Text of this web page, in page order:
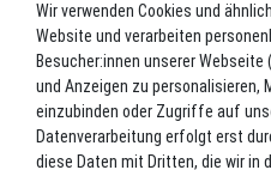
13,00 EUR*
Lieferzeit ca. 2-3 Werktage.
Wir verwenden Cookies und
Website und verarbeiten
Besucher:innen unserer Webseite
und Anzeigen zu personalisieren,
einzubinden oder Zugriffe auf
Datenverarbeitung erfolgt erst
diese Daten mit Dritten, die wir in